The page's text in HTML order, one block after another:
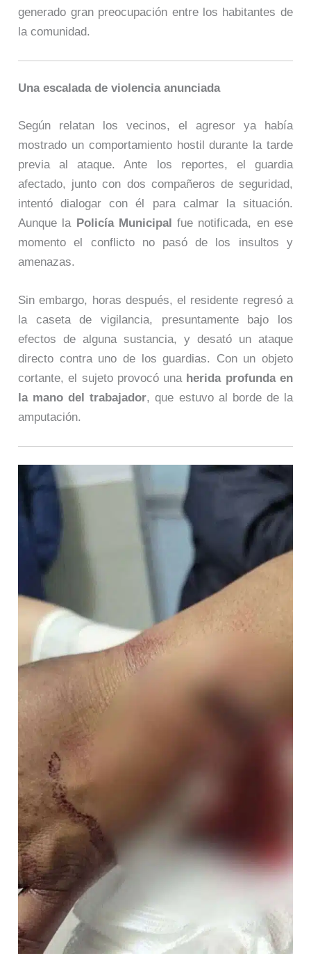
generado gran preocupación entre los habitantes de
la comunidad.
Una escalada de violencia anunciada
Según relatan los vecinos, el agresor ya había
mostrado un comportamiento hostil durante la tarde
previa al ataque. Ante los reportes, el guardia
afectado, junto con dos compañeros de seguridad,
intentó dialogar con él para calmar la situación.
Aunque la Policía Municipal fue notificada, en ese
momento el conflicto no pasó de los insultos y
amenazas.
Sin embargo, horas después, el residente regresó a
la caseta de vigilancia, presuntamente bajo los
efectos de alguna sustancia, y desató un ataque
directo contra uno de los guardias. Con un objeto
cortante, el sujeto provocó una herida profunda en
la mano del trabajador, que estuvo al borde de la
amputación.